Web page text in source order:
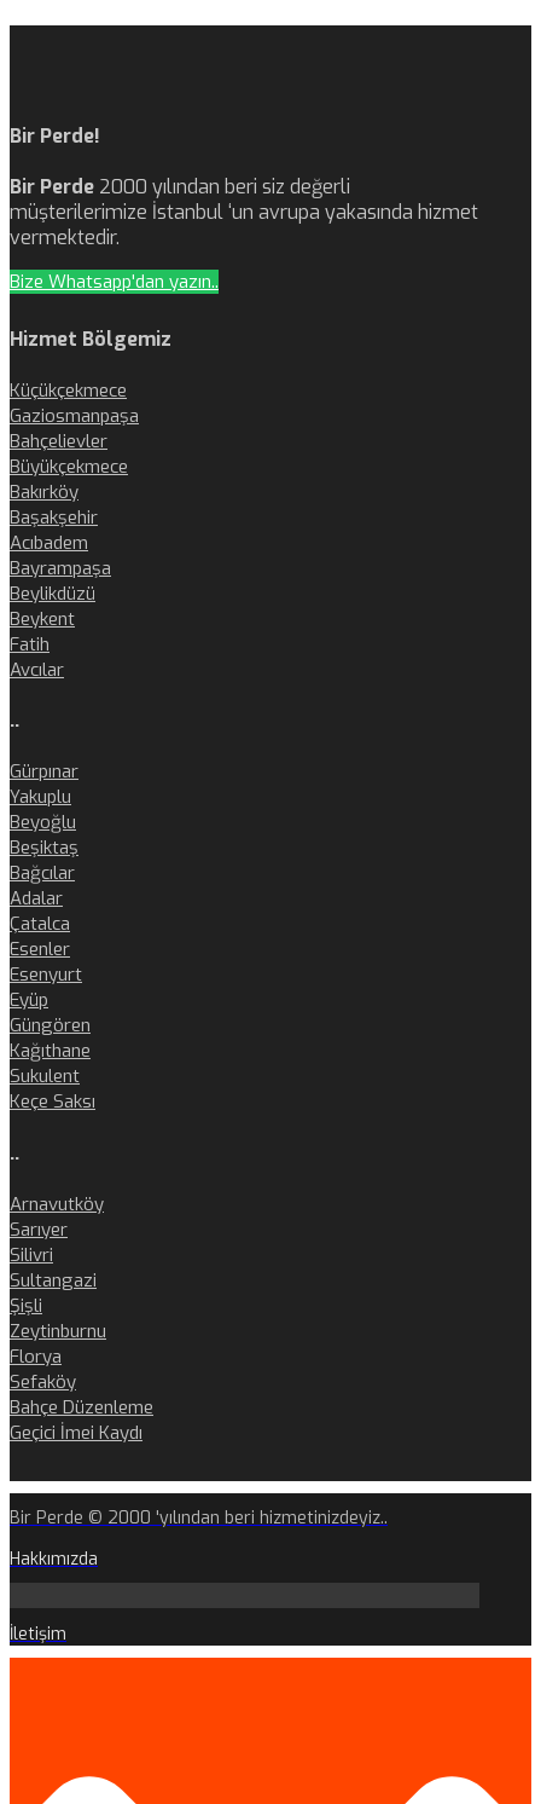
Bir Perde!
Bir Perde 2000 yılından beri siz değerli
müşterilerimize İstanbul ‘un avrupa yakasında hizmet
vermektedir.
Bize Whatsapp'dan yazın..
Hizmet Bölgemiz
Küçükçekmece
Gaziosmanpaşa
Bahçelievler
Büyükçekmece
Bakırköy
Başakşehir
Acıbadem
Bayrampaşa
Beylikdüzü
Beykent
Fatih
Avcılar
..
Gürpınar
Yakuplu
Beyoğlu
Beşiktaş
Bağcılar
Adalar
Çatalca
Esenler
Esenyurt
Eyüp
Güngören
Kağıthane
Sukulent
Keçe Saksı
..
Arnavutköy
Sarıyer
Silivri
Sultangazi
Şişli
Zeytinburnu
Florya
Sefaköy
Bahçe Düzenleme
Geçici İmei Kaydı
Bir Perde © 2000 'yılından beri hizmetinizdeyiz..
Hakkımızda
İletişim